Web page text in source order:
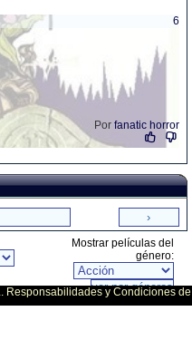
6
Por fanatic horror
Mostrar películas del
género:
Responsabilidades y Condiciones de